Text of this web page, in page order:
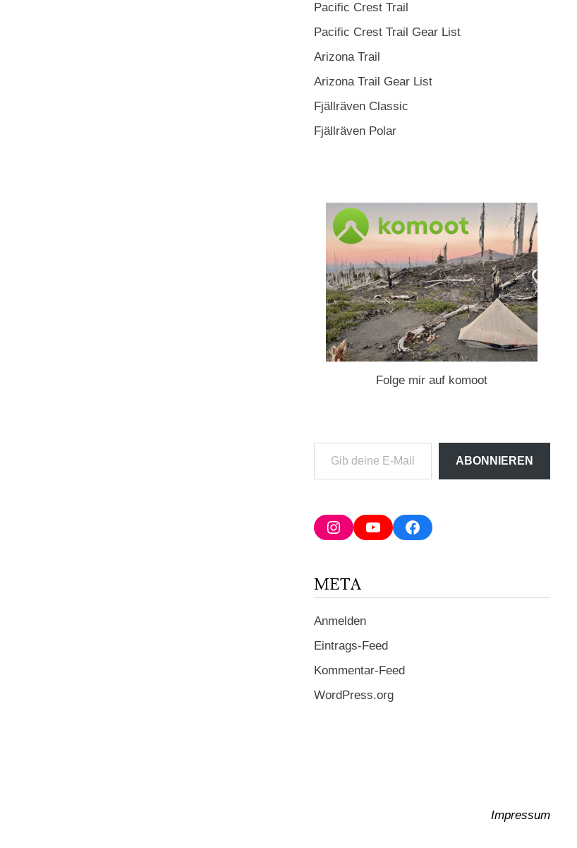
Pacific Crest Trail
Pacific Crest Trail Gear List
Arizona Trail
Arizona Trail Gear List
Fjällräven Classic
Fjällräven Polar
Folge mir auf komoot
deine
Adresse
ein ...
ABONNIEREN
InstagramYouTubeFacebook
META
Anmelden
Eintrags-Feed
Kommentar-Feed
WordPress.org
Impressum